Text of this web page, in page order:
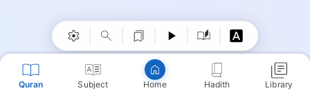
Quran Subject Home Hadith Library